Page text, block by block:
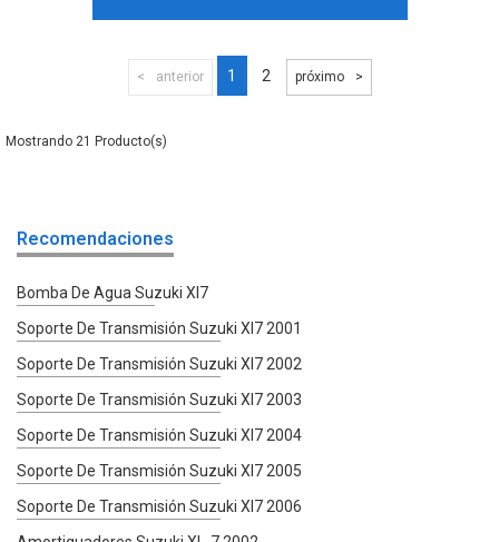
anterior 1 2 próximo
21
Recomendaciones
Bomba De Agua Suzuki Xl7
Soporte De Transmisión Suzuki Xl7 2001
Soporte De Transmisión Suzuki Xl7 2002
Soporte De Transmisión Suzuki Xl7 2003
Soporte De Transmisión Suzuki Xl7 2004
Soporte De Transmisión Suzuki Xl7 2005
Soporte De Transmisión Suzuki Xl7 2006